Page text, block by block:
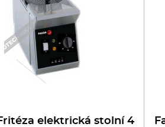
zařízení
výdej a regen.
elektrická stolní 4